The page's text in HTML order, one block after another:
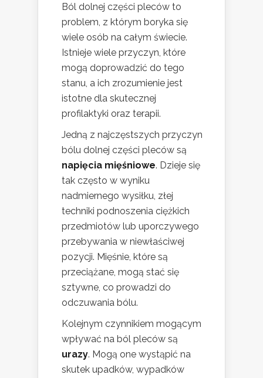
Ból dolnej części pleców to
problem, z którym boryka się
wiele osób na całym świecie.
Istnieje wiele przyczyn, które
mogą doprowadzić do tego
stanu, a ich zrozumienie jest
istotne dla skutecznej
profilaktyki oraz terapii.
Jedną z najczęstszych przyczyn
bólu dolnej części pleców są
napięcia mięśniowe. Dzieje się
tak często w wyniku
nadmiernego wysiłku, złej
techniki podnoszenia ciężkich
przedmiotów lub uporczywego
przebywania w niewłaściwej
pozycji. Mięśnie, które są
przeciążane, mogą stać się
sztywne, co prowadzi do
odczuwania bólu.
Kolejnym czynnikiem mogącym
wpływać na ból pleców są
urazy. Mogą one wystąpić na
skutek upadków, wypadków